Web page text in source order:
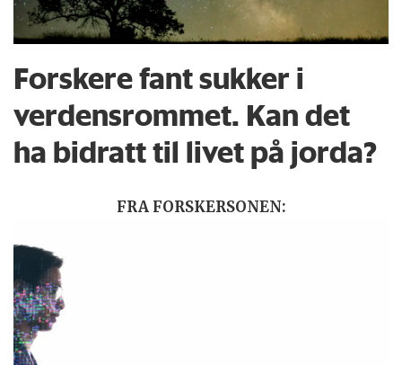
Forskere fant sukker i
verdensrommet. Kan det
ha bidratt til livet på jorda?
FRA FORSKERSONEN: